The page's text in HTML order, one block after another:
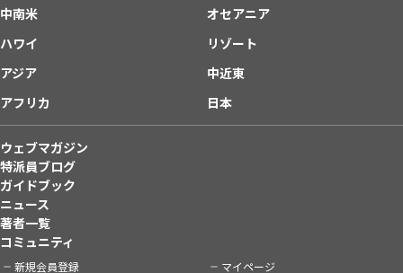
中南米
オセアニア
ハワイ
リゾート
アジア
中近東
アフリカ
日本
ウェブマガジン
特派員ブログ
ガイドブック
ニュース
著者一覧
コミュニティ
新規会員登録 マイページ